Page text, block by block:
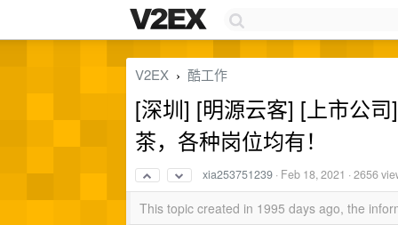
V2EX › 酷工作
[深圳] [明源云客] [上市公
茶，各种岗位均有！
xia253751239 · Feb 18, 2021 · 2656
This topic created in 1995 days ago, the